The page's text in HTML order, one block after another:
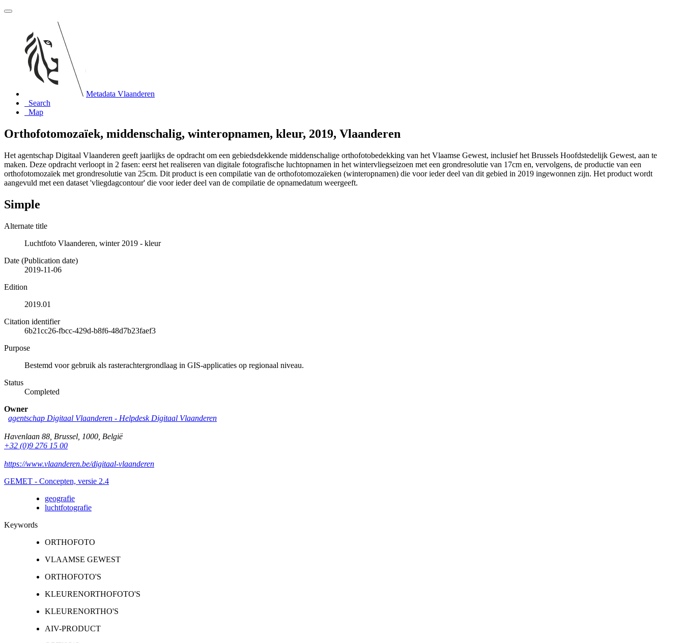
Metadata Vlaanderen
Search
Map
Orthofotomozaïek, middenschalig, winteropnamen, kleur, 2019, Vlaanderen
Het agentschap Digitaal Vlaanderen geeft jaarlijks de opdracht om een gebiedsdekkende middenschalige orthofotobedekking van het Vlaamse Gewest, inclusief het Brussels Hoofdstedelijk Gewest, aan te
maken. Deze opdracht verloopt in 2 fasen: eerst het realiseren van digitale fotografische luchtopnamen in het wintervliegseizoen met een grondresolutie van 17cm en, vervolgens, de productie van een
orthofotomozaïek met grondresolutie van 25cm. Dit product is een compilatie van de orthofotomozaïeken (winteropnamen) die voor ieder deel van dit gebied in 2019 ingewonnen zijn. Het product wordt
aangevuld met een dataset 'vliegdagcontour' die voor ieder deel van de compilatie de opnamedatum weergeeft.
Simple
Alternate title
Luchtfoto Vlaanderen, winter 2019 - kleur
Date (Publication date)
2019-11-06
Edition
2019.01
Citation identifier
6b21cc26-fbcc-429d-b8f6-48d7b23faef3
Purpose
Bestemd voor gebruik als rasterachtergrondlaag in GIS-applicaties op regionaal niveau.
Status
Completed
Owner
agentschap Digitaal Vlaanderen - Helpdesk Digitaal Vlaanderen
Havenlaan 88 Brussel 1000 België
+32 (0)9 276 15 00
https://www.vlaanderen.be/digitaal-vlaanderen
GEMET - Concepten, versie 2.4
geografie
luchtfotografie
Keywords
ORTHOFOTO
VLAAMSE GEWEST
ORTHOFOTO'S
KLEURENORTHOFOTO'S
KLEURENORTHO'S
AIV-PRODUCT